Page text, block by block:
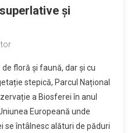
și
floră și faună, dar și cu
stepică, Parcul Național
a Biosferei în anul
Europeană unde
se întâlnesc alături de păduri